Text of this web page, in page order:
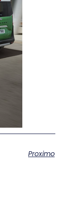
Proximo